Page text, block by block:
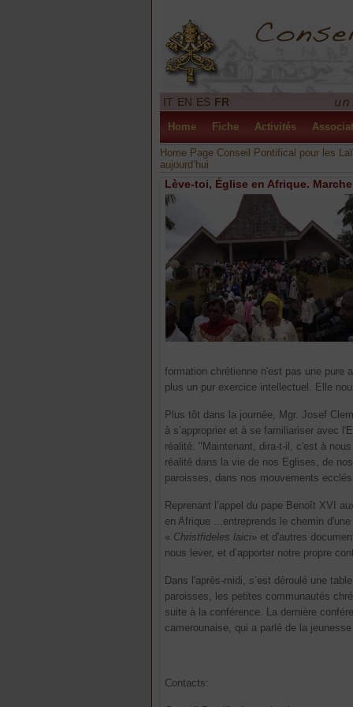
IT EN ES FR
Home Fiche Activités
Home Page Conseil Pontifical pour les
aujourd’hui
Lève-toi, Église en Afrique.
formation chrétienne n'est pas une pure
plus un pur exercice intellectuel. Elle
Plus tôt dans la journée, Mgr. Josef
à s’approprier et à se familiariser avec
réalité. "Maintenant, dira-t-il, c'est à
réalité dans la vie de nos Eglises, de
paroisses, dans nos mouvements
Reprenant l’appel du pape Benoît XVI
en Afrique ...entreprends le chemin
« Christfideles laici» et d'autres
nous lever, et d’apporter notre propre
Dans l'après-midi, s’est déroulé une
paroisses, les petites communautés
suite à la conférence. La dernière
camerounaise, qui a parlé de la
Contacts: